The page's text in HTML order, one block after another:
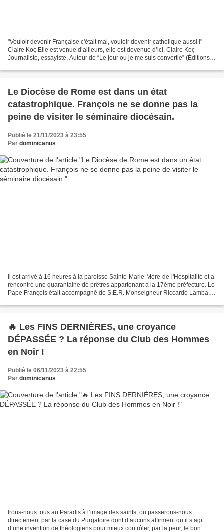
"Vouloir devenir Française c'était mal, vouloir devenir catholique aussi !" -
Claire Koç Elle est venue d’ailleurs, elle est devenue d’ici, Claire Koç
Journaliste, essayiste, Auteur de “Le jour ou je me suis convertie” (Éditions
Le Diocèse de Rome est dans un état
catastrophique. François ne se donne pas la
peine de visiter le séminaire diocésain.
Publié le 21/11/2023 à 23:55
Par dominicanus
Il est arrivé à 16 heures à la paroisse Sainte-Marie-Mère-de-l'Hospitalité et a
rencontré une quarantaine de prêtres appartenant à la 17ème préfecture. Le
Pape François était accompagné de S.E.R. Monseigneur Riccardo Lamba,
🔥 Les FINS DERNIÈRES, une croyance
DÉPASSÉE ? La réponse du Club des Hommes
en Noir !
Publié le 06/11/2023 à 22:55
Par dominicanus
Irons-nous tous au Paradis à l’image des saints, ou passerons-nous
directement par la case du Purgatoire dont d’aucuns affirment qu’il s’agit
d’une invention de théologiens pour mieux contrôler, par la peur, le bon